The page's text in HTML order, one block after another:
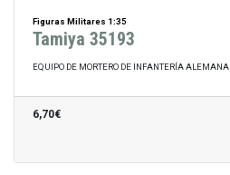
Figuras Militares 1:35
Tamiya 35193
EQUIPO DE MORTERO DE INFANTERÍA ALEMANA
6,70€